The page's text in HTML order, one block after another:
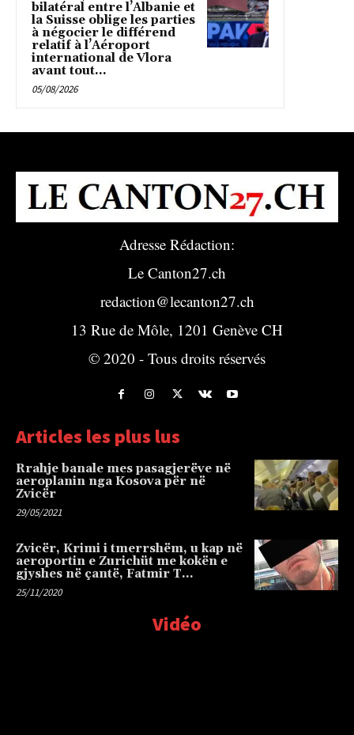
bilatéral entre l’Albanie et
la Suisse oblige les parties
à négocier le différend
relatif à l’Aéroport
international de Vlora
avant tout...
05/08/2026
Adresse Rédaction:
Le Canton27.ch
redaction@lecanton27.ch
13 Rue de Môle, 1201 Genève CH
© 2020 - Tous droits réservés
Articles les plus lus
Rrahje banale mes pasagjerëve në
aeroplanin nga Kosova për në
Zvicër
29/05/2021
Zvicër, Krimi i tmerrshëm, u kap në
aeroportin e Zurichüt me kokën e
gjyshes në çantë, Fatmir T…
25/11/2020
Vidéo